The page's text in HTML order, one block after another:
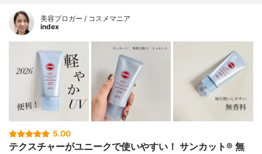
美容ブロガー / コスメマニア
index
5.00
テクスチャーがユニークで使いやすい！ サンカット® 無